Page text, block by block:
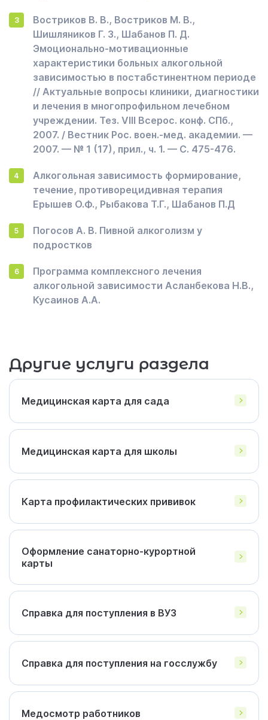
Востриков В. В., Востриков М. В.,
Шишляников Г. З., Шабанов П. Д.
Эмоционально-мотивационные
характеристики больных алкогольной
зависимостью в постабстинентном периоде
// Актуальные вопросы клиники, диагностики
и лечения в многопрофильном лечебном
учреждении. Тез. VIII Всерос. конф. СПб.,
2007. / Вестник Рос. воен.-мед. академии. —
2007. — № 1 (17), прил., ч. 1. — С. 475-476.
Алкогольная зависимость формирование,
течение, противорецидивная терапия
Ерышев О.Ф., Рыбакова Т.Г., Шабанов П.Д
Погосов А. В. Пивной алкоголизм у
подростков
Программа комплексного лечения
алкогольной зависимости Асланбекова Н.В.,
Кусаинов А.А.
Другие услуги раздела
Медицинская карта для сада
Медицинская карта для школы
Карта профилактических прививок
Оформление санаторно-курортной
карты
Справка для поступления в ВУЗ
Справка для поступления на госслужбу
Медосмотр работников